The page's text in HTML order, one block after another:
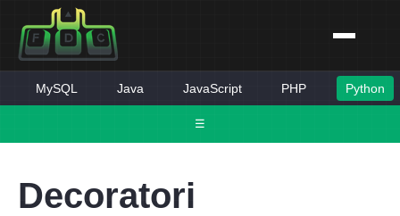
☰
MySQL Java JavaScript PHP Python
Decoratori